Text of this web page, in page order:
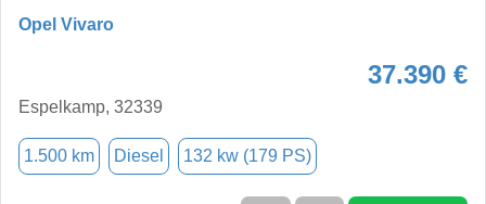
Opel Vivaro
37.390 €
Espelkamp, 32339
1.500 km Diesel 132 kw (179 PS)